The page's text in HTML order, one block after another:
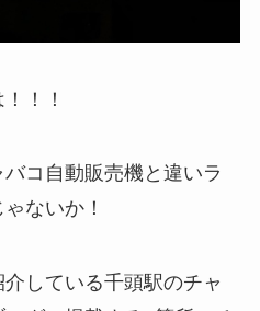
！！
コ自動販売機と違いラ
ないか！
している千頭駅のチャ